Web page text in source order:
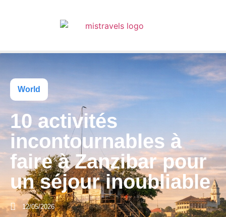
World
10 activités
incontournables à
faire à Zanzibar pour
un séjour inoubliable
12/05/2026